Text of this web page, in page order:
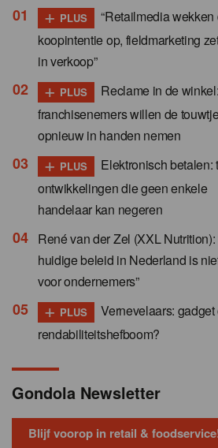
+ PLUS
“Retailmedia wekken
koopintentie op, fieldmarketing
in verkoop”
+ PLUS
Reclame in de winkel:
franchisenemers willen de
opnieuw in handen nemen
+ PLUS
Elektronisch betalen:
ontwikkelingen die geen enkele
handelaar kan negeren
René van der Zel (XXL Nutrition):
huidige beleid in Nederland is
voor ondernemers”
+ PLUS
Vernevelaars: gadget
rendabiliteitshefboom?
Gondola Newsletter
Blijf voorop in retail &